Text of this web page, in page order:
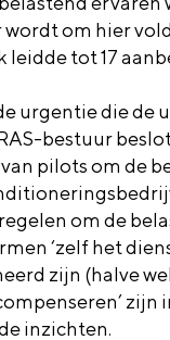
om hier
leidde tot 17
urgentie die de
bestuur
pilots om de
om de
‘zelf het
zijn (halve
zijn
inzichten.